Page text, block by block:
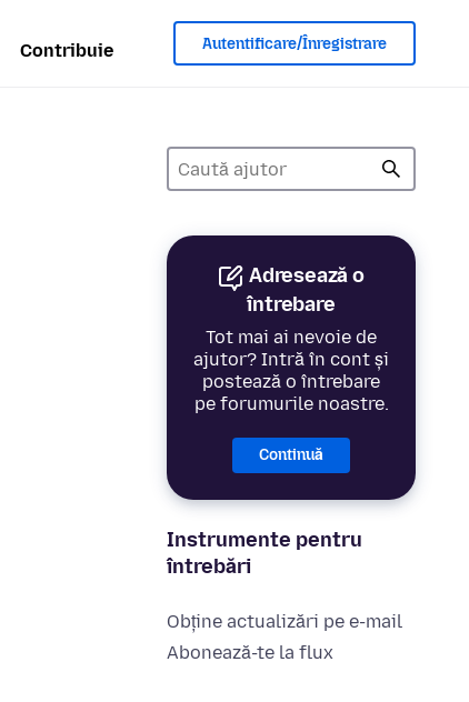
Contribuie Autentificare/Înregistrare
Adresează o
întrebare
Tot mai ai nevoie de
ajutor? Intră în cont și
postează o întrebare
pe forumurile noastre.
Continuă
Instrumente pentru
întrebări
Obține actualizări pe e-mail
Abonează-te la flux